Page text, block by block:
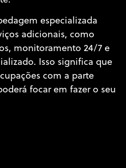
especializada
adicionais, como
monitoramento 24/7 e
Isso significa que
com a parte
focar em fazer o seu